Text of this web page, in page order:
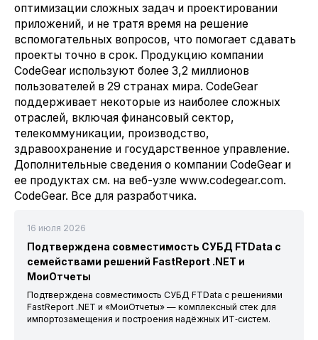
оптимизации сложных задач и проектировании
приложений, и не тратя время на решение
вспомогательных вопросов, что помогает сдавать
проекты точно в срок. Продукцию компании
CodeGear используют более 3,2 миллионов
пользователей в 29 странах мира. CodeGear
поддерживает некоторые из наиболее сложных
отраслей, включая финансовый сектор,
телекоммуникации, производство,
здравоохранение и государственное управление.
Дополнительные сведения о компании CodeGear и
ее продуктах см. на веб-узле www.codegear.com.
CodeGear. Все для разработчика.
16 июля 2026
Подтверждена совместимость СУБД FTData с
семействами решений FastReport .NET и
МоиОтчеты
Подтверждена совместимость СУБД FTData с решениями
FastReport .NET и «МоиОтчеты» — комплексный стек для
импортозамещения и построения надёжных ИТ‑систем.